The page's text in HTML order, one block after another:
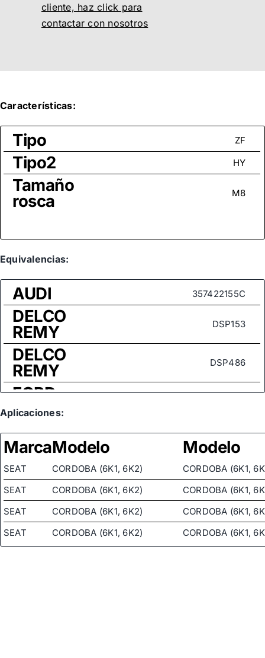
cliente, haz click para
contactar con nosotros
Características:
Tipo ZF
Tipo2 HY
Tamaño
rosca M8
Equivalencias:
AUDI 357422155C
DELCO
REMY DSP153
DELCO
REMY DSP486
FORD 95VW3A674AA
FORD
FORD 95VW3A674AE
SEAT
VAG 6K0422154
VAG 6K0422154X
Aplicaciones:
MarcaModelo Modelo
SEAT CORDOBA (6K1, 6K2)
CORDOBA (6K1,
SEAT
CORDOBA (6K1, 6K2)
CORDOBA (6K1,
SEAT
CORDOBA (6K1, 6K2)
CORDOBA (6K1,
SEAT
CORDOBA (6K1, 6K2)
CORDOBA (6K1,